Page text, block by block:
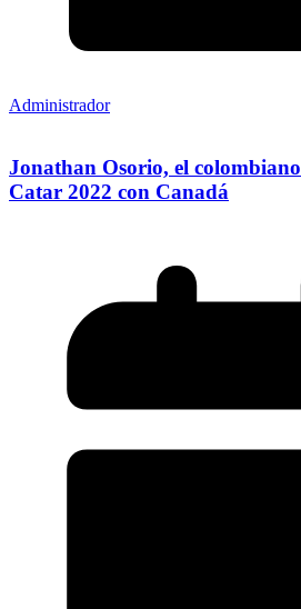
Administrador
Jonathan Osorio, el
Catar 2022 con Canadá